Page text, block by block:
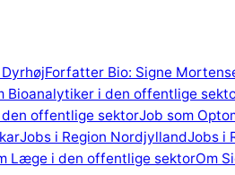
Forfatter Bio: Signe
Bioanalytiker i den offentlige
offentlige sektorJob som
Jobs i Region NordjyllandJobs i
Læge i den offentlige sektorOm